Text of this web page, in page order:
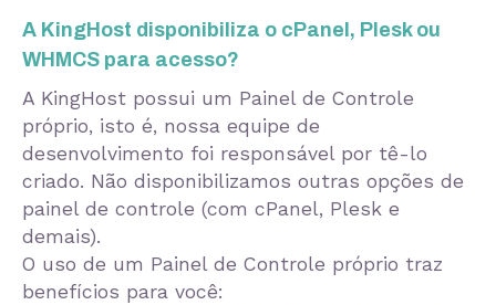
A KingHost disponibiliza o cPanel, Plesk ou
WHMCS para acesso?
A KingHost possui um Painel de Controle
próprio, isto é, nossa equipe de
desenvolvimento foi responsável por tê-lo
criado. Não disponibilizamos outras opções de
painel de controle (com cPanel, Plesk e
demais).
O uso de um Painel de Controle próprio traz
benefícios para você: